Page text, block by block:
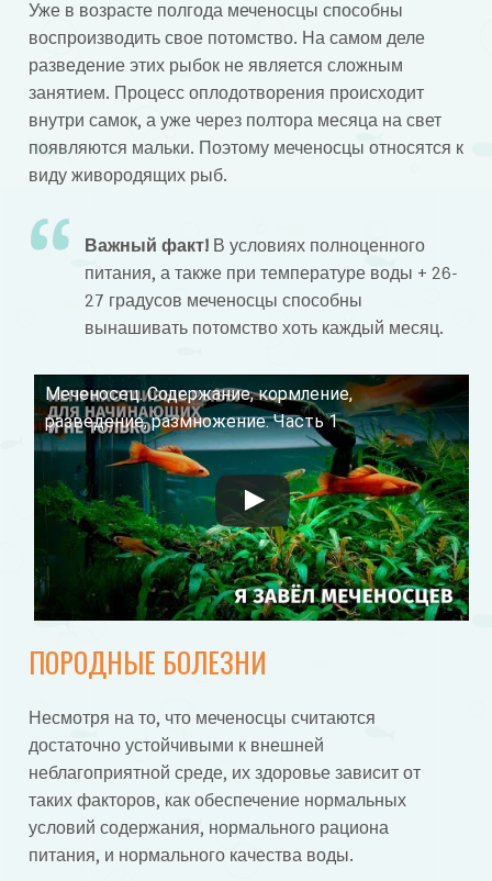
Уже в возрасте полгода меченосцы способны
воспроизводить свое потомство. На самом деле
разведение этих рыбок не является сложным
занятием. Процесс оплодотворения происходит
внутри самок, а уже через полтора месяца на свет
появляются мальки. Поэтому меченосцы относятся к
виду живородящих рыб.
Важный факт!В условиях полноценного
питания, а также при температуре воды + 26-
27 градусов меченосцы способны
вынашивать потомство хоть каждый месяц.
Меченосец. Содержание, кормление,
разведение, размножение. Часть 1
Смотрите это видео на YouTube
ПОРОДНЫЕ БОЛЕЗНИ
Несмотря на то, что меченосцы считаются
достаточно устойчивыми к внешней
неблагоприятной среде, их здоровье зависит от
таких факторов, как обеспечение нормальных
условий содержания, нормального рациона
питания, и нормального качества воды.